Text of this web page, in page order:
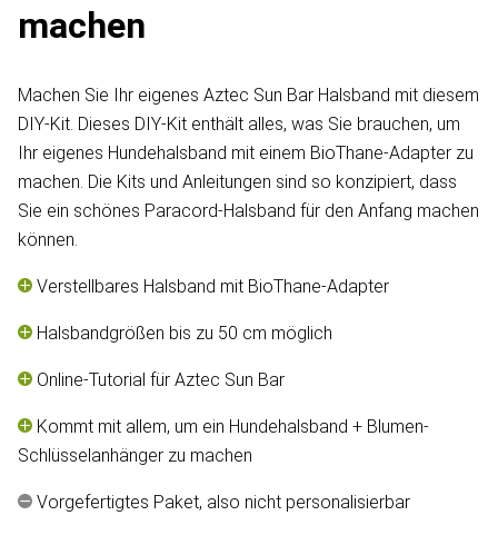
machen
Machen Sie Ihr eigenes Aztec Sun Bar Halsband mit diesem
DIY-Kit. Dieses DIY-Kit enthält alles, was Sie brauchen, um
Ihr eigenes Hundehalsband mit einem BioThane-Adapter zu
machen. Die Kits und Anleitungen sind so konzipiert, dass
Sie ein schönes Paracord-Halsband für den Anfang machen
können.
Verstellbares Halsband mit BioThane-Adapter
Halsbandgrößen bis zu 50 cm möglich
Online-Tutorial für Aztec Sun Bar
Kommt mit allem, um ein Hundehalsband + Blumen-
Schlüsselanhänger zu machen
Vorgefertigtes Paket, also nicht personalisierbar